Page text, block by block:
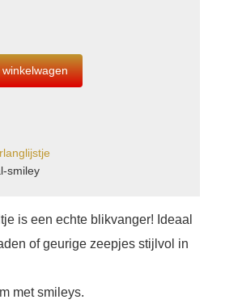
smiley
is een echte blikvanger! Ideaal
of geurige zeepjes stijlvol in
met smileys.